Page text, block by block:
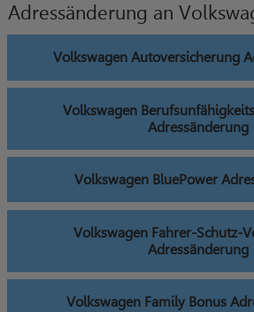
Adressänderung an
Volkswagen Autoversicherung
Volkswagen
Adressänderung
Volkswagen BluePower
Volkswagen Fahrer-Schutz-
Adressänderung
Volkswagen Family Bonus